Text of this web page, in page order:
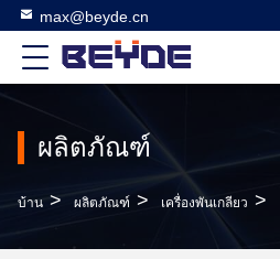
max@beyde.cn
ผลิตภัณฑ์
บ้าน > ผลิตภัณฑ์ > เครื่องพันเกลียว >